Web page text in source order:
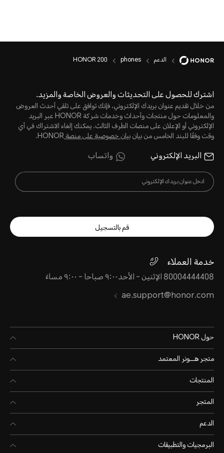
الدعم phones
HONOR 200
اشترك للحصول على التحديثات والعروض الخاصة والمزيد.
من خلال تقديم عنوان بريدك الإلكتروني، فإنك توافق على تلقي أحدث العروض
والمعلومات حول منتجات وأحداث وخدمات شركة HONOR عبر البريد
الإلكتروني أو الإعلان على منصات الطرف الثالث. يمكنك إلغاء الاشتراك في أي
وقت وفقًا للبند الخامس من بيانبيان خصوصية على منصةHONOR.
البريد الإلكتروني واتساب
قم بالتسجيل
خدمة العملاء
80004444408 الإثنين - الأحد٩:٠٠ صباحا - ٩:٠٠ مساءً
ae.support@honor.com
حول HONOR
متجر هـــونر المعتمد
المنتجات
المتجر
الدعم
البرمجيات والتطبيقات